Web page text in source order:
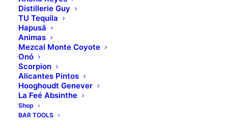
Distillerie Guy
TU Tequila
Hapusā
Animas
Mezcal Monte Coyote
Onó
Scorpion
Alicantes Pintos
Hooghoudt Genever
La Feé Absinthe
Shop
BAR TOOLS
Home Gabriel Boudier
KOTA PANDAN
LIQUEUR